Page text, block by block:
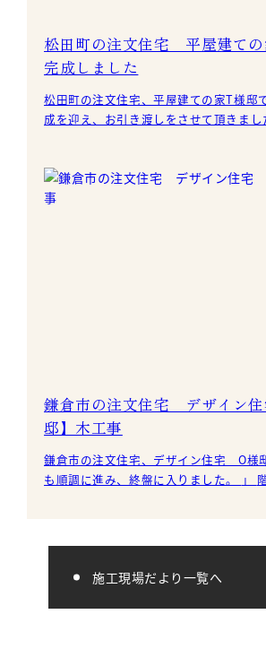
松田町の注文住宅 平屋建ての
完成しました
松田町の注文住宅、平屋建ての家T様邸
成を迎え、お引き渡しをさせて頂きました。 T様こ
鎌倉市の注文住宅 デザイン
邸】木工事
鎌倉市の注文住宅、デザイン住宅 O様
も順調に進み、終盤に入りました。 」 階段を支える、さ
施工現場だより一覧へ